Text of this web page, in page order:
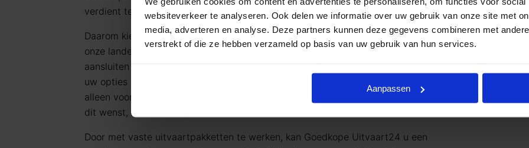
websiteverkeer te analyseren. Ook delen we informatie over uw gebruik van onze site met
media, adverteren en analyse. Deze partners kunnen deze gegevens combineren met
verstrekt of die ze hebben verzameld op basis van uw gebruik van hun services.
Aanpassen
verdient tegen een eerlijk tarief.
Daarom kiezen wij ervoor standaard te werken met uitvaartpakketten. Door
onze landelijke dekking en jarenlange ervaring bieden wij uitvaartpakketten die
aansluiten bij de meest voorkomende uitvaartwensen. In één oogopslag ziet u al
uw opties en de daarbij behorende (eerlijke) prijzen. U betaalt op deze manier
alleen voor datgene wat u wilt afnemen en wat past binnen uw budget. Indien u
dit wenst, kunt u deze pakketten uitbreiden.
Door met vaste uitvaartpakketten te werken, kan Goedkope Uitvaart24 u een